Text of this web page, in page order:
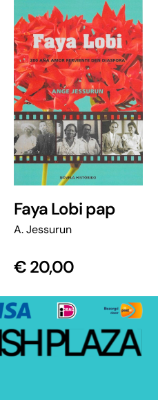
Faya Lobi pap
A. Jessurun
€20,00